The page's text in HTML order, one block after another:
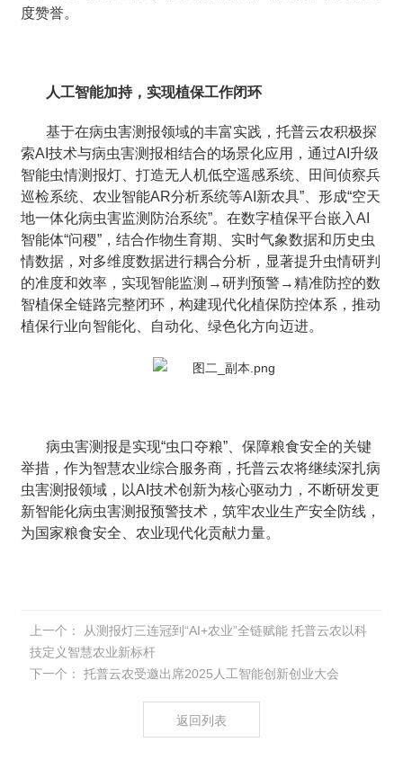
度赞誉。
人工智能加持，实现植保工作闭环
基于在病虫害测报领域的丰富实践，托普云农积极探
索AI技术与病虫害测报相结合的场景化应用，通过AI升级
智能虫情测报灯、打造无人机低空遥感系统、田间侦察兵
巡检系统、农业智能AR分析系统等AI新农具”、形成“空天
地一体化病虫害监测防治系统”。在数字植保平台嵌入AI
智能体“问稷”，结合作物生育期、实时气象数据和历史虫
情数据，对多维度数据进行耦合分析，显著提升虫情研判
的准度和效率，实现智能监测→研判预警→精准防控的数
智植保全链路完整闭环，构建现代化植保防控体系，推动
植保行业向智能化、自动化、绿色化方向迈进。
病虫害测报是实现“虫口夺粮”、保障粮食安全的关键
举措，作为智慧农业综合服务商，托普云农将继续深扎病
虫害测报领域，以AI技术创新为核心驱动力，不断研发更
新智能化病虫害测报预警技术，筑牢农业生产安全防线，
为国家粮食安全、农业现代化贡献力量。
上一个：
从测报灯三连冠到“AI+农业”全链赋能 托普云农以科
技定义智慧农业新标杆
下一个：
托普云农受邀出席2025人工智能创新创业大会
返回列表